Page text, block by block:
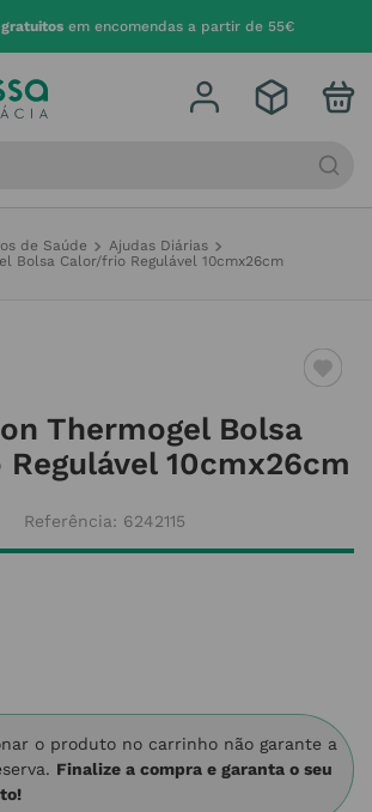
gratuitos em encomendas a partir de 55€
de Saúde
Ajudas Diárias
Bolsa Calor/frio Regulável 10cmx26cm
Thermogel Bolsa
10cmx26cm
Referência: 6242115
o produto no carrinho não garante a
Finalize a compra e garanta o seu